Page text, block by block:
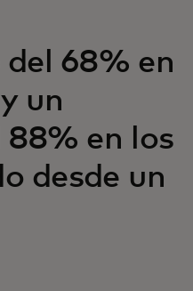
68% en
un
en los
desde un